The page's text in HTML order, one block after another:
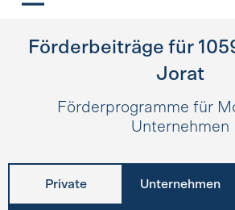
Förderbeiträge für
Jorat
Förderprogramme für
Unternehmen
Private Unternehmen